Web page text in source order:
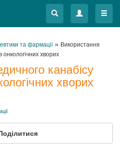
Меню
Меню
та фармації» Використання
онкологічних хворих
канабісу
хворих